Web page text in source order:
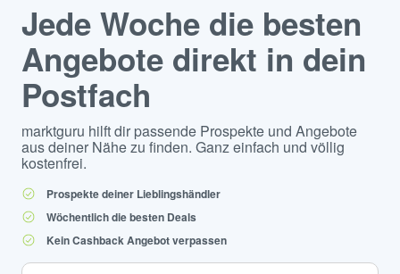
Jede Woche die besten
Angebote direkt in dein
Postfach
marktguru hilft dir passende Prospekte und Angebote
aus deiner Nähe zu finden. Ganz einfach und völlig
kostenfrei.
Prospekte deiner Lieblingshändler
Wöchentlich die besten Deals
Kein Cashback Angebot verpassen